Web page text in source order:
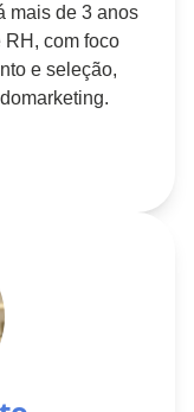
mais de 3 anos
RH, com foco
e seleção,